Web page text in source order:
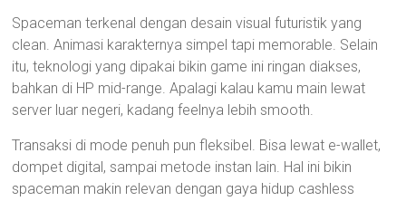
Spaceman terkenal dengan desain visual futuristik yang
clean. Animasi karakternya simpel tapi memorable. Selain
itu, teknologi yang dipakai bikin game ini ringan diakses,
bahkan di HP mid-range. Apalagi kalau kamu main lewat
server luar negeri, kadang feelnya lebih smooth.
Transaksi di mode penuh pun fleksibel. Bisa lewat e-wallet,
dompet digital, sampai metode instan lain. Hal ini bikin
spaceman makin relevan dengan gaya hidup cashless